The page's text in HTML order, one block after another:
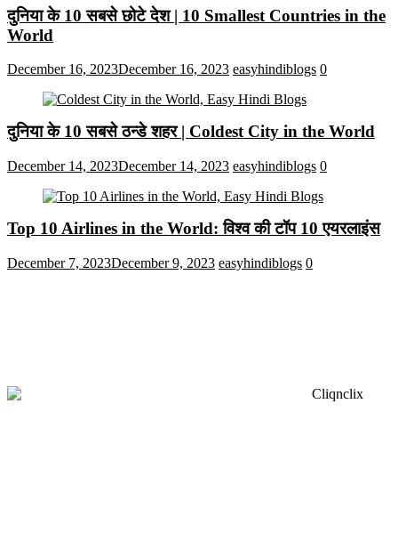
दुनिया के 10 सबसे छोटे देश | 10 Smallest Countries in the
World
December 16, 2023December 16, 2023 easyhindiblogs 0
दुनिया के 10 सबसे ठन्डे शहर | Coldest City in the World
December 14, 2023December 14, 2023 easyhindiblogs 0
Top 10 Airlines in the World: विश्व की टॉप 10 एयरलाइंस
December 7, 2023December 9, 2023 easyhindiblogs 0